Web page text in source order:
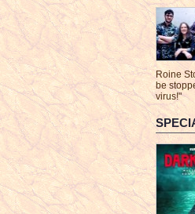
Roine
be
virus!"